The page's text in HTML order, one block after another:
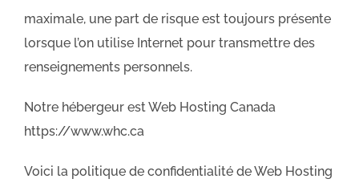
maximale, une part de risque est toujours présente
lorsque l’on utilise Internet pour transmettre des
renseignements personnels.
Notre hébergeur est Web Hosting Canada
https://www.whc.ca
Voici la politique de confidentialité de Web Hosting